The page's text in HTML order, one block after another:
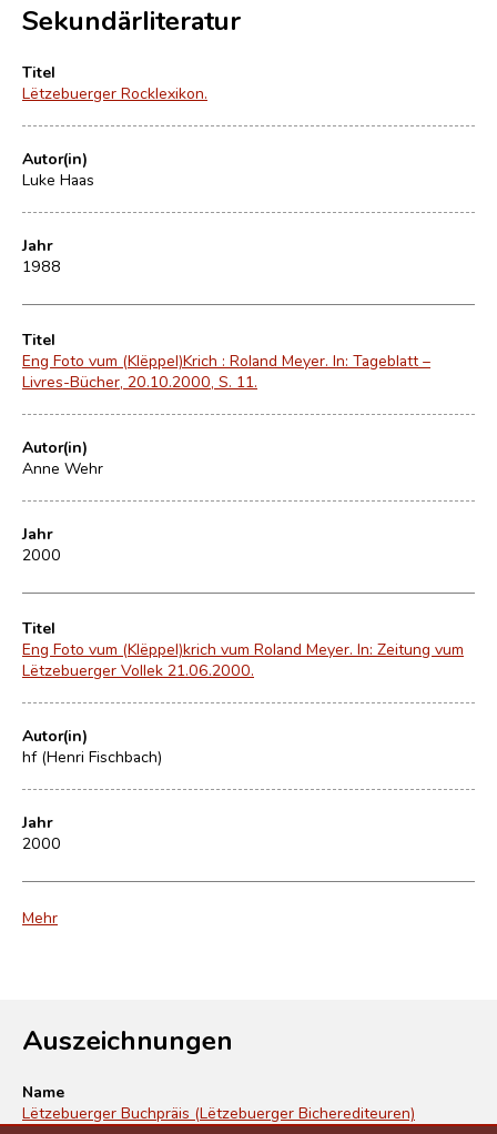
Sekundärliteratur
Titel
Lëtzebuerger Rocklexikon.
Autor(in)
Luke Haas
Jahr
1988
Titel
Eng Foto vum (Klëppel)Krich : Roland Meyer. In: Tageblatt –
Livres-Bücher, 20.10.2000, S. 11.
Autor(in)
Anne Wehr
Jahr
2000
Titel
Eng Foto vum (Klëppel)krich vum Roland Meyer. In: Zeitung vum
Lëtzebuerger Vollek 21.06.2000.
Autor(in)
hf (Henri Fischbach)
Jahr
2000
Mehr
Auszeichnungen
Name
Lëtzebuerger Buchpräis (Lëtzebuerger Bicherediteuren)